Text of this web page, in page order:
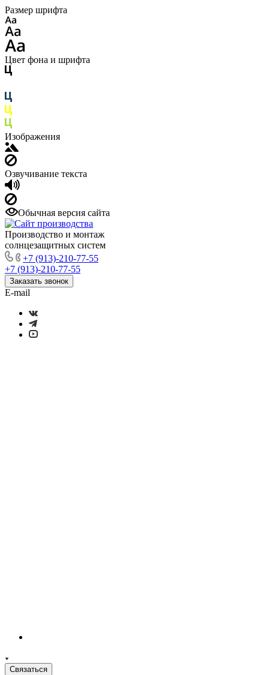
Размер шрифта
Цвет фона и шрифта
Изображения
Озвучивание текста
Обычная версия сайта
Производство и монтаж
солнцезащитных систем
+7 (913)-210-77-55
+7 (913)-210-77-55
Заказать звонок
E-mail
Связаться